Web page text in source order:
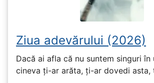
Ziua adevărului (2026)
Dacă ai afla că nu suntem singuri în
cineva ți-ar arăta, ți-ar dovedi asta,